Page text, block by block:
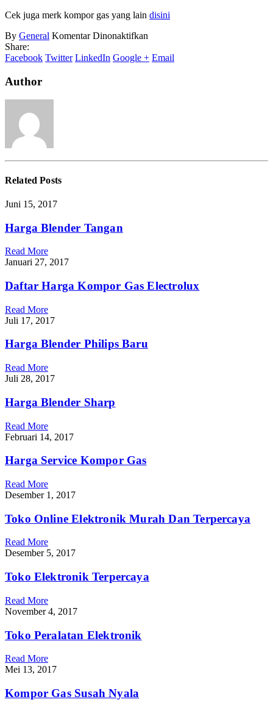
Cek juga merk kompor gas yang lain disini
By General Komentar Dinonaktifkan
Kompor
Share:
Facebook Twitter LinkedIn Google + Email
Author
RelatedPosts
Juni 15, 2017
Harga Blender Tangan
Read More
Januari 27, 2017
Daftar Harga Kompor Gas Electrolux
Read More
Juli 17, 2017
Harga Blender Philips Baru
Read More
Juli 28, 2017
Harga Blender Sharp
Read More
Februari 14, 2017
Harga Service Kompor Gas
Read More
Desember 1, 2017
Toko Online Elektronik Murah Dan Terpercaya
Read More
Desember 5, 2017
Toko Elektronik Terpercaya
Read More
November 4, 2017
Toko Peralatan Elektronik
Read More
Mei 13, 2017
Kompor Gas Susah Nyala